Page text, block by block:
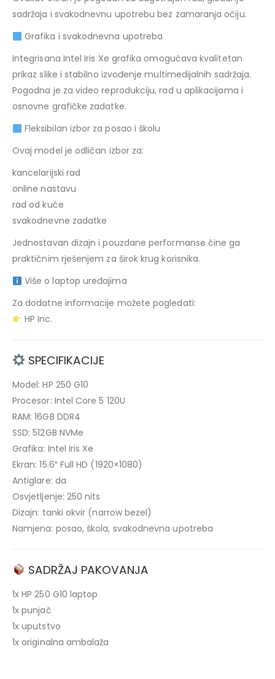
sadržaja i svakodnevnu upotrebu bez zamaranja očiju.
Grafika i svakodnevna upotreba
Integrisana Intel Iris Xe grafika omogućava kvalitetan
prikaz slike i stabilno izvođenje multimedijalnih sadržaja.
Pogodna je za video reprodukciju, rad u aplikacijama i
osnovne grafičke zadatke.
Fleksibilan izbor za posao i školu
Ovaj model je odličan izbor za:
kancelarijski rad
online nastavu
rad od kuće
svakodnevne zadatke
Jednostavan dizajn i pouzdane performanse čine ga
praktičnim rješenjem za širok krug korisnika.
Više o laptop uređajima
Za dodatne informacije možete pogledati:
HP Inc.
SPECIFIKACIJE
Model: HP 250 G10
Procesor: Intel Core 5 120U
RAM: 16GB DDR4
SSD: 512GB NVMe
Grafika: Intel Iris Xe
Ekran: 15.6″ Full HD (1920×1080)
Antiglare: da
Osvjetljenje: 250 nits
Dizajn: tanki okvir (narrow bezel)
Namjena: posao, škola, svakodnevna upotreba
SADRŽAJ PAKOVANJA
1x HP 250 G10 laptop
1x punjač
1x uputstvo
1x originalna ambalaža